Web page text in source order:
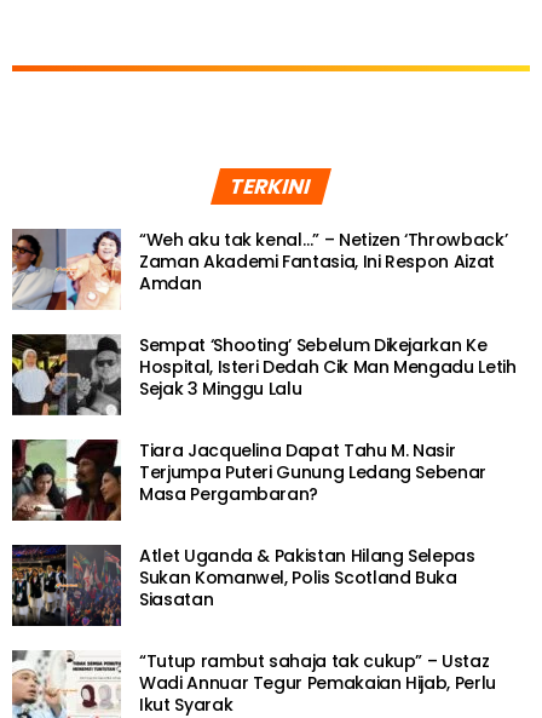
TERKINI
“Weh aku tak kenal…” – Netizen ‘Throwback’
Zaman Akademi Fantasia, Ini Respon Aizat
Amdan
Sempat ‘Shooting’ Sebelum Dikejarkan Ke
Hospital, Isteri Dedah Cik Man Mengadu Letih
Sejak 3 Minggu Lalu
Tiara Jacquelina Dapat Tahu M. Nasir
Terjumpa Puteri Gunung Ledang Sebenar
Masa Pergambaran?
Atlet Uganda & Pakistan Hilang Selepas
Sukan Komanwel, Polis Scotland Buka
Siasatan
“Tutup rambut sahaja tak cukup” – Ustaz
Wadi Annuar Tegur Pemakaian Hijab, Perlu
Ikut Syarak